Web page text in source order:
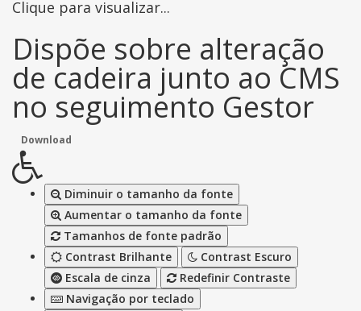
Clique para visualizar...
Dispõe sobre alteração
de cadeira junto ao CMS
no seguimento Gestor
Download
Diminuir o tamanho da fonte
Aumentar o tamanho da fonte
Tamanhos de fonte padrão
Contrast Brilhante
Contrast Escuro
Escala de cinza
Redefinir Contraste
Navigação por teclado